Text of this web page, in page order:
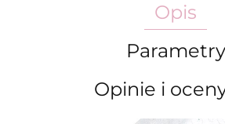
Opis
Parametry
Opinie i